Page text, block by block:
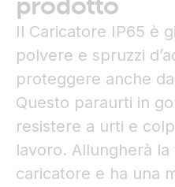
Il Caricatore IP65 è
polvere e spruzzi
proteggere anche
Questo paraurti in
resistere a urti e
lavoro. Allungherà
caricatore e ha una